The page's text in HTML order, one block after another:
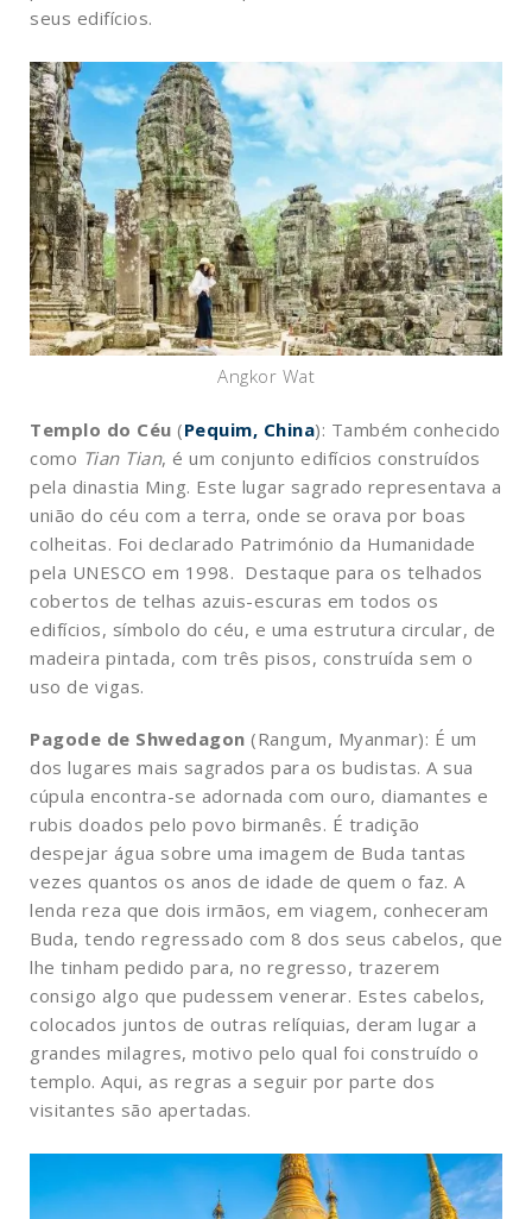
seus edifícios.
Angkor Wat
Templo do Céu (Pequim, China): Também conhecido
como Tian Tian, é um conjunto edifícios construídos
pela dinastia Ming. Este lugar sagrado representava a
união do céu com a terra, onde se orava por boas
colheitas. Foi declarado Património da Humanidade
pela UNESCO em 1998. Destaque para os telhados
cobertos de telhas azuis-escuras em todos os
edifícios, símbolo do céu, e uma estrutura circular, de
madeira pintada, com três pisos, construída sem o
uso de vigas.
Pagode de Shwedagon (Rangum, Myanmar): É um
dos lugares mais sagrados para os budistas. A sua
cúpula encontra-se adornada com ouro, diamantes e
rubis doados pelo povo birmanês. É tradição
despejar água sobre uma imagem de Buda tantas
vezes quantos os anos de idade de quem o faz. A
lenda reza que dois irmãos, em viagem, conheceram
Buda, tendo regressado com 8 dos seus cabelos, que
lhe tinham pedido para, no regresso, trazerem
consigo algo que pudessem venerar. Estes cabelos,
colocados juntos de outras relíquias, deram lugar a
grandes milagres, motivo pelo qual foi construído o
templo. Aqui, as regras a seguir por parte dos
visitantes são apertadas.